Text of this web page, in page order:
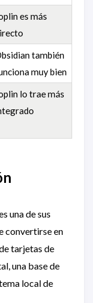
es más
también
muy bien
lo trae más
una de sus
convertirse en
tarjetas de
una base de
local de